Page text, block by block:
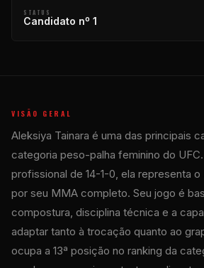
STATUS
Candidato nº 1
VISÃO GERAL
Aleksiya Tainara é uma das principais
categoria peso-palha feminino do
profissional de 14-1-0, ela representa
por seu MMA completo. Seu jogo é
compostura, disciplina técnica e a
adaptar tanto à trocação quanto ao
ocupa a 13ª posição no ranking da